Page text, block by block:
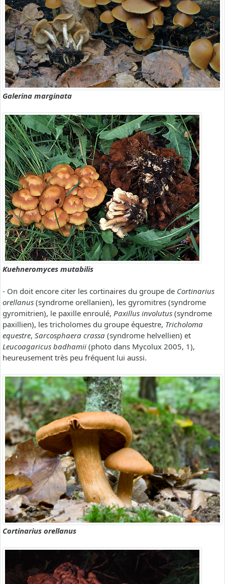
Galerina marginata
Kuehneromyces mutabilis
- On doit encore citer les cortinaires du groupe de Cortinarius
orellanus (syndrome orellanien), les gyromitres (syndrome
gyromitrien), le paxille enroulé, Paxillus involutus (syndrome
paxillien), les tricholomes du groupe équestre, Tricholoma
equestre, Sarcosphaera crassa (syndrome helvellien) et
Leucoagaricus badhamii (photo dans Mycolux 2005, 1),
heureusement très peu fréquent lui aussi.
Cortinarius orellanus